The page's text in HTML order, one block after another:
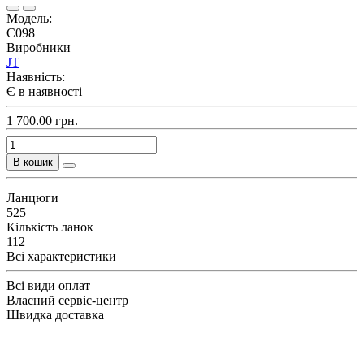
Модель:
C098
Виробники
JT
Наявність:
Є в наявності
1 700.00 грн.
В кошик
Ланцюги
525
Кількість ланок
112
Всі характеристики
Всі види оплат
Власний сервіс-центр
Швидка доставка